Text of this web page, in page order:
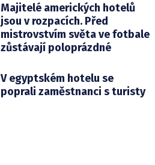
Majitelé amerických hotelů
jsou v rozpacích. Před
mistrovstvím světa ve fotbale
zůstávají poloprázdné
V egyptském hotelu se
poprali zaměstnanci s turisty